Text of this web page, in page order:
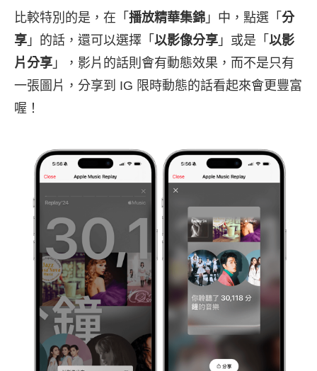
比較特別的是，在「 播放精華集錦 」中，點選「 分
享 」的話，還可以選擇「 以影像分享 」或是「 以影
片分享 」，影片的話則會有動態效果，而不是只有
一張圖片，分享到 IG 限時動態的話看起來會更豐富
喔！